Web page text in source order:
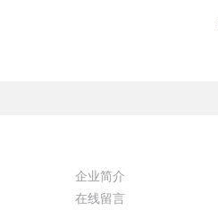
企业简介
在线留言